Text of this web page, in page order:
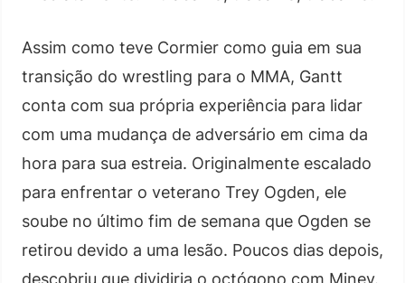
Assim como teve Cormier como guia em sua
transição do wrestling para o MMA, Gantt
conta com sua própria experiência para lidar
com uma mudança de adversário em cima da
hora para sua estreia. Originalmente escalado
para enfrentar o veterano Trey Ogden, ele
soube no último fim de semana que Ogden se
retirou devido a uma lesão. Poucos dias depois,
descobriu que dividiria o octógono com Minev.